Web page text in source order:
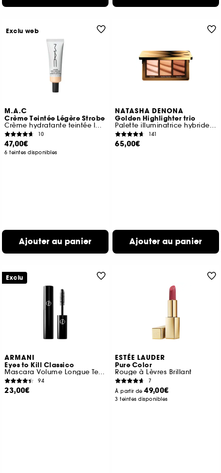
M.A.C
Crème Teintée Légère Strobe
Crème hydratante teintée lumineuse
10
47,00€
6 teintes disponibles
Ajouter au panier
Exclu web
NATASHA DENONA
Golden Highlighter trio
Palette illuminatrice hybride multi-usages
141
65,00€
Ajouter au panier
ARMANI
Eyes to Kill Classico
Mascara Volume Longue Tenue Format Voyage
94
23,00€
Exclu
ESTÉE LAUDER
Pure Color
Rouge à Lèvres Brillant
7
À partir de49,00€
3 teintes disponibles